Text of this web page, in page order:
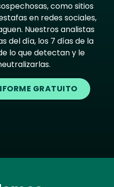
como sitios
en redes sociales,
Nuestros analistas
del día, los 7 días de la
lo que detectan y le
GRATUITO